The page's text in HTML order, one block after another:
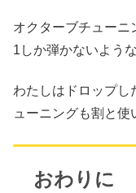
オクターブチューニ
1しか弾かないよう
わたしはドロップし
ューニングも割と使
おわりに